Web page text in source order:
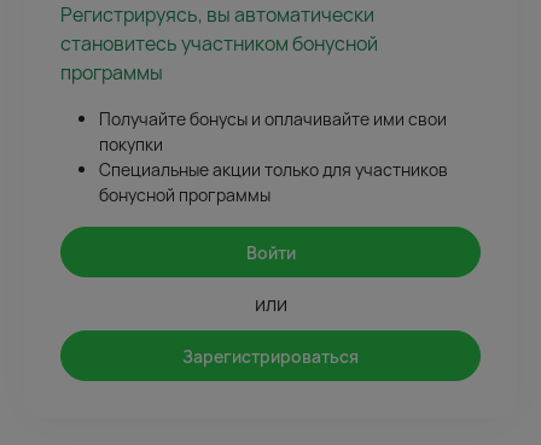
Регистрируясь, вы автоматически
становитесь участником бонусной
программы
Получайте бонусы и оплачивайте ими свои
покупки
Специальные акции только для участников
бонусной программы
Войти
или
Зарегистрироваться